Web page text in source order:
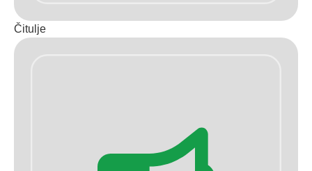
Čitulje